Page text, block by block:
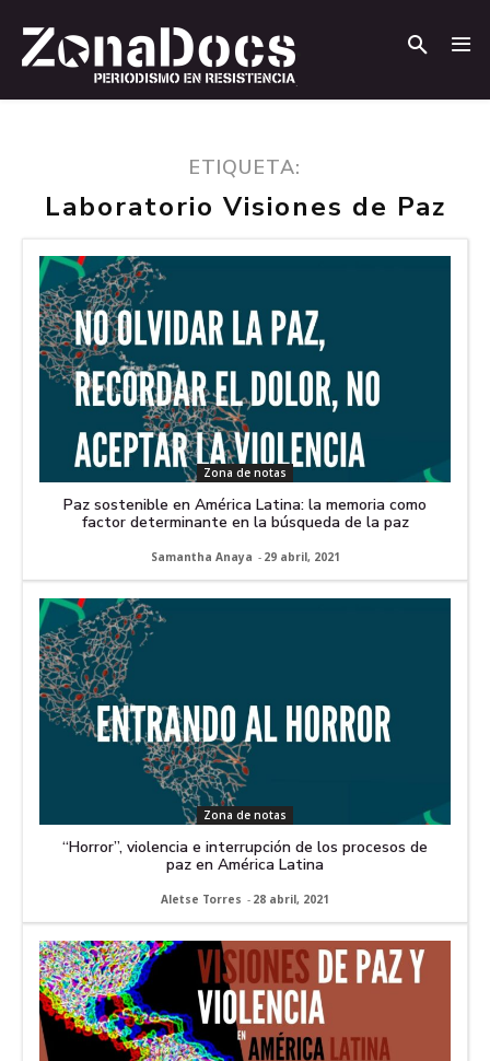
ETIQUETA:
Laboratorio Visiones de Paz
Zona de notas
Paz sostenible en América Latina: la memoria como
factor determinante en la búsqueda de la paz
Samantha Anaya - 29 abril, 2021
Zona de notas
“Horror”, violencia e interrupción de los procesos de
paz en América Latina
Aletse Torres - 28 abril, 2021